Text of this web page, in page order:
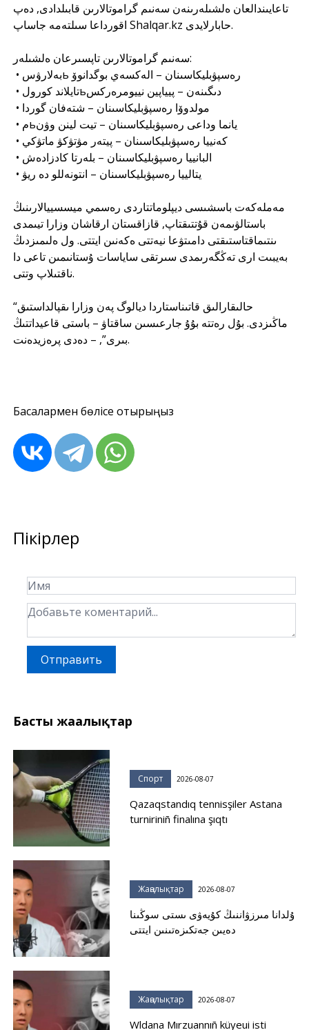
تاعايىندالعان ەلشىلەرىنەن سەنىم گراموتالارىن قابىلدادى, دەپ
حابارلايدى Shalqar.kz اقورداعا سىلتەمە جاساپ.
سەنىم گراموتالارىن تاپسىرعان ەلشىلەر:
• بەلارۋسь رەسپۋبليكاسىنان – الەكسەي بوگدانوۆ
• تايلاند كورولьدىگىنەن – پيياپين نييومرەركس
• مولدوۆا رەسپۋبليكاسىنان – شتەفان گوردا
• مьيانما وداعى رەسپۋبليكاسىنان – تيت لينن وۋن
• كەنييا رەسپۋبليكاسىنان – پيتەر مۋتۋكۋ ماتۋكي
• البانييا رەسپۋبليكاسىنان – بلەرتا كادزادەش
• يتالييا رەسپۋبليكاسىنان – انتونەللو دە ريۋ
مەملەكەت باسشىسى ديپلوماتتاردى رەسمي ميسسييالارىنىڭ
باستالۋىمەن قۇتتىقتاپ, قازاقستان ارقاشان وزارا تيىمدى
ىنتىماقتاستىقتى دامىتۋعا نيەتتى ەكەنىن ايتتى. ول ەلىمىزدىڭ
بەيبىت ارى تەڭگەرىمدى سىرتقى ساياسات ۇستانىمىن تاعى دا
ناقتىلاپ وتتى.
“حالىقارالىق قاتىناستاردا ديالوگ پەن وزارا ىقپالداستىق
ماڭىزدى. بۇل رەتتە بۇۇ جارعىسىن ساقتاۋ – باستى قاعيداتتىڭ
بىرى”, – دەدى پرەزيدەنت.
Басқалармен бөлісе отырыңыз
Пікірлер
Отправить
Басты жаңалықтар
Спорт 2026-08-07
Qazaqstandıq tennisşiler Astana
turniriniñ finalına şıqtı
Жаңалықтар 2026-08-07
ۇلدانا مىرزۋاننىڭ كۇيەۋى ىستى سوڭىنا
دەيىن جەتكىزەتىنىن ايتتى
Жаңалықтар 2026-08-07
Wldana Mırzuannıñ küyeui isti